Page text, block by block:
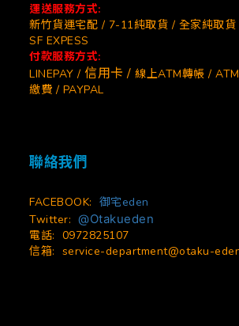
運送服務方式:
新竹貨運宅配 / 7-11純取貨 / 全家純取
SF EXPESS
付款服務方式:
LINEPAY / 信用卡 / 線上ATM轉帳 /
繳費 / PAYPAL
聯絡我們
FACEBOOK: 御宅eden
Twitter: @Otakueden
電話: 0972825107
信箱: service-department@otaku-